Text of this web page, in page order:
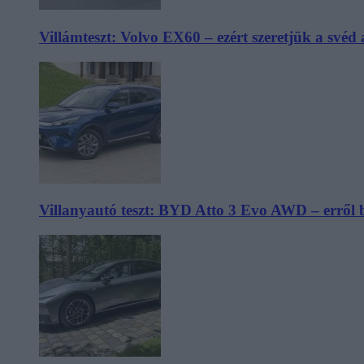
Villámteszt: Volvo EX60 – ezért szeretjük a svéd
Villanyautó teszt: BYD Atto 3 Evo AWD – erről